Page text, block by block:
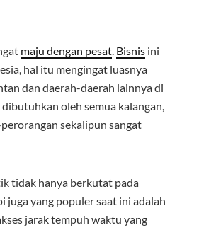
maju dengan pesat. Bisnis ini
hal itu mengingat luasnya
dan daerah-daerah lainnya di
oleh semua kalangan,
sekalipun sangat
tidak hanya berkutat pada
juga yang populer saat ini adalah
jarak tempuh waktu yang